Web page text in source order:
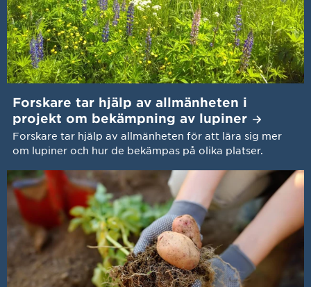
Forskare tar hjälp av allmänheten i
projekt om bekämpning av lupiner
Forskare tar hjälp av allmänheten för att lära sig mer
om lupiner och hur de bekämpas på olika platser.